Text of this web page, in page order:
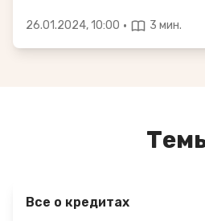
26.01.2024, 10:00 · 3 мин.
Все о кредитах